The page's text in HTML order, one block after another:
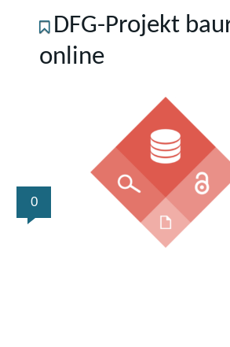
DFG-Projekt
online
0